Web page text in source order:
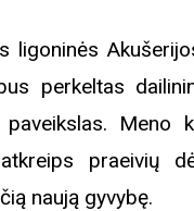
ligoninės
perkeltas
paveikslas. Meno
praeivių
naują gyvybę.